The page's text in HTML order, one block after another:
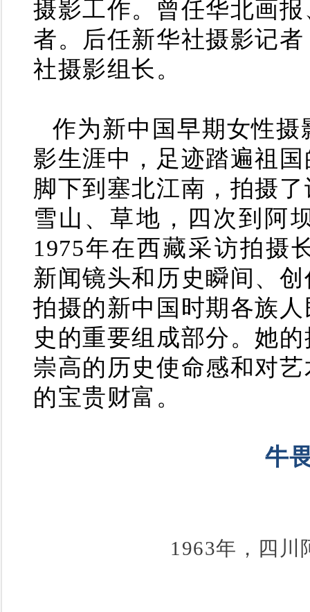
摄影工作。曾任华北画
者。后任新华社摄影记
社摄影组长。
作为新中国早期女性
影生涯中，足迹踏遍祖
脚下到塞北江南，拍摄
雪山、草地，四次到阿
1975年在西藏采访拍
新闻镜头和历史瞬间、
拍摄的新中国时期各族
史的重要组成部分。她
崇高的历史使命感和对
的宝贵财富。
牛
1963年，四川